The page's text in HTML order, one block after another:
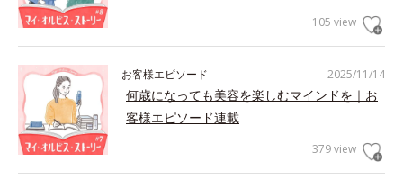
105 view
2025/11/14
お客様エピソード
何歳になっても美容を楽しむマインドを｜お
客様エピソード連載
379 view